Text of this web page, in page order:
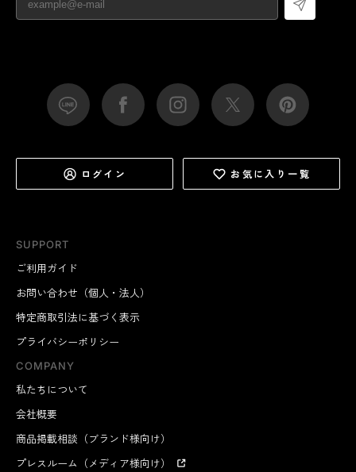
SUPPORT
ご利用ガイド
お問い合わせ（個人・法人）
特定商取引法に基づく表示
プライバシーポリシー
COMPANY
私たちについて
会社概要
商品掲載相談（ブランド様向け）
プレスルーム（メディア様向け）
ログイン お気に入り一覧